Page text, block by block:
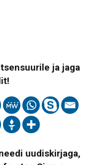
ja jaga
uudiskirjaga,